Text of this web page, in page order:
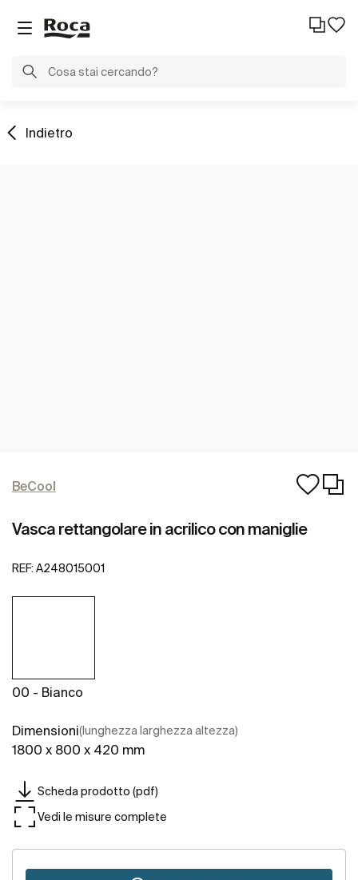
Indietro
BeCool
Vasca rettangolare in acrilico con maniglie
REF: A248015001
00 - Bianco
Dimensioni(lunghezza larghezza altezza)
1800 x 800 x 420 mm
Scheda prodotto (pdf)
Vedi le misure complete